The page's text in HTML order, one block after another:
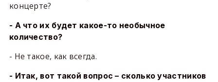
концерте?
- А что их будет какое-то необычное
количество?
- Не такое, как всегда.
- Итак, вот такой вопрос – сколько участников